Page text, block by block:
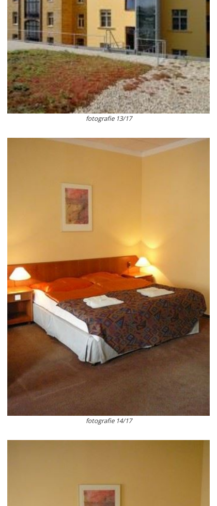
fotografie 13/17
fotografie 14/17